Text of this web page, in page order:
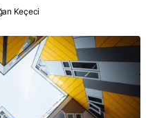
Keçeci